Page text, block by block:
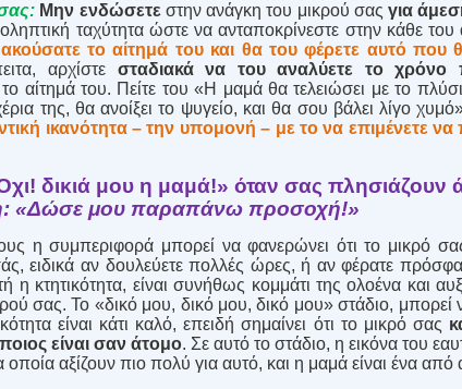
Μην ενδώσετεστην ανάγκη του μικρού σαςγια
ταχύτητα ώστε να ανταποκρίνεστε στην κάθε του
ακούσατε το αίτημά του και θα του φέρετε αυτό που
αρχίστε σταδιακά να του αναλύετε το
το αίτημά του. Πείτε του «Η μαμά θα τελειώσει με το
της, θα ανοίξει το ψυγείο, και θα σου βάλει λίγο
ικανότητα – την υπομονή – με το να επιμένετε να
δικιά μου η μαμά!» όταν σας πλησιάζουν
«Δώσε μου παραπάνω προσοχή!»
η συμπεριφορά μπορεί να φανερώνει ότι το μικρό σας
ειδικά αν δουλεύετε πολλές ώρες, ή αν φέρατε
η κτητικότητα, είναι συνήθως κομμάτι της ολοένα και
σας. Το «δικό μου, δικό μου, δικό μου» στάδιο, μπορεί
είναι κάτι καλό, επειδή σημαίνει ότι το μικρό σας
είναι σαν άτομο. Σε αυτό το στάδιο, η εικόνα του
αξίζουν πιο πολύ για αυτό, και η μαμά είναι ένα από